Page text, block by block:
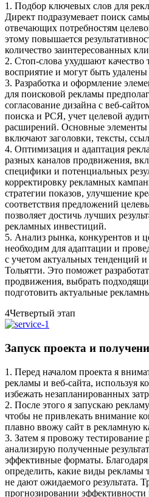
1. Подбор ключевых слов для
Директ подразумевает поиск
отвечающих потребностям
этому повышается
количество заинтересованных
2. Стоп-слова ухудшают качество
восприятие и могут быть
3. Разработка и оформление
для поисковой рекламы
согласование дизайна с веб-
поиска и РСЯ, учет целевой
расширений. Основные
включают заголовки, тексты,
4. Оптимизация и адаптация
разных каналов продвижения,
специфики и потенциальных
корректировку рекламных
стратегии показов, улучшение
соответствия предложений
позволяет достичь лучших
рекламных инвестиций.
5. Анализ рынка, конкурентов и
необходим для адаптации и
с учетом актуальных тенденций
Тольятти. Это поможет
продвижения, выбрать
подготовить актуальные
4Четвертый этап
Запуск проекта и
1. Перед началом проекта я
рекламы и веб-сайта, используя
избежать незапланированных
2. После этого я запускаю
чтобы не привлекать внимание
плавно ввожу сайт в рекламную
3. Затем я провожу
анализирую полученные
эффективные форматы.
определить, какие виды рекламы
не дают ожидаемого результата.
прогнозировании